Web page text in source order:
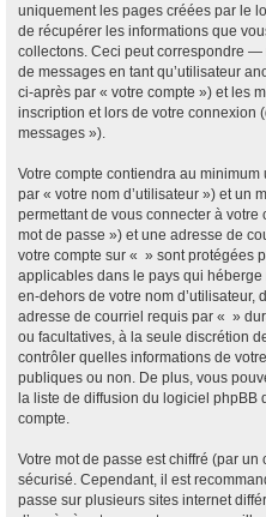
uniquement les pages créées par le
de récupérer les informations que
collectons. Ceci peut correspondre
de messages en tant qu’utilisateur
ci-après par « votre compte ») et les
inscription et lors de votre connexion
messages »).
Votre compte contiendra au
par « votre nom d’utilisateur ») et un
permettant de vous connecter à
mot de passe ») et une adresse de
votre compte sur « » sont protégées
applicables dans le pays qui
en-dehors de votre nom d’utilisateur,
adresse de courriel requis par « »
ou facultatives, à la seule discrétion
contrôler quelles informations de
publiques ou non. De plus, vous
la liste de diffusion du logiciel
compte.
Votre mot de passe est chiffré (par
sécurisé. Cependant, il est
passe sur plusieurs sites internet